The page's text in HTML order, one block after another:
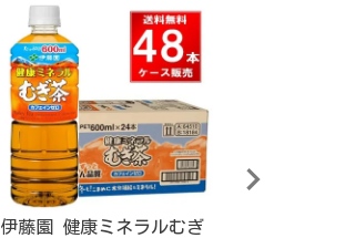
伊藤園 健康ミネラルむぎ